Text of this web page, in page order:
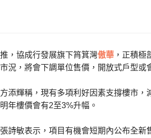
，協成行發展旗下筲箕灣傲華 ，正積
況，將會下調單位售價，開放式戶型或
添輝稱，現有多項利好因素支撐樓市
年樓價會有2至3%升幅。
詩敏表示，項目有機會短期內公布全